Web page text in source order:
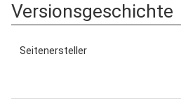
Versionsgeschichte
Seitenersteller